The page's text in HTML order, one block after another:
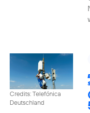
Credits: Telefónica
Deutschland